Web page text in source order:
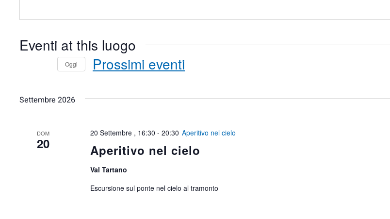
Eventi at this luogo
Oggi Prossimi eventi
Settembre 2026
DOM
20 Aperitivo nel cielo
20 Settembre , 16:30 - 20:30 Aperitivo nel cielo
Val Tartano
Escursione sul ponte nel cielo al tramonto